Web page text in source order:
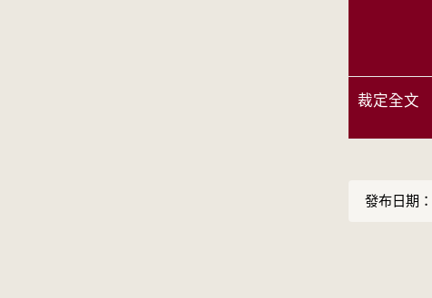
裁定全文
發布日期